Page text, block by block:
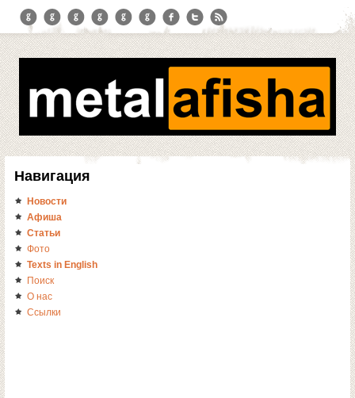
Навигация
Новости
Афиша
Статьи
Фото
Texts in English
Поиск
О нас
Ссылки